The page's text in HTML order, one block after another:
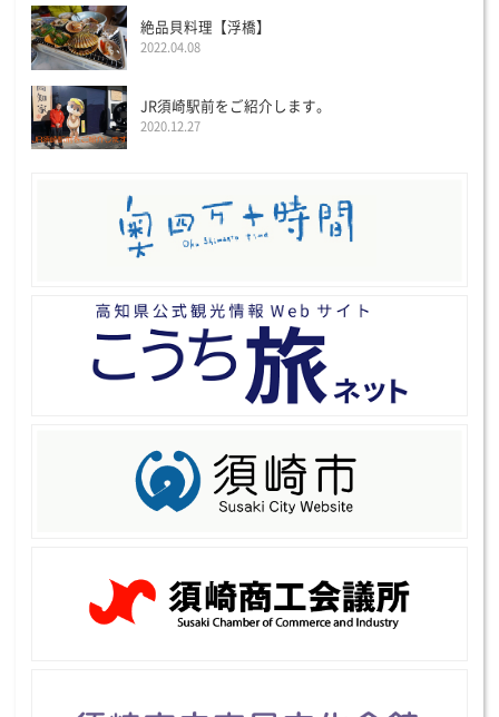
絶品貝料理【浮橋】
2022.04.08
JR須崎駅前をご紹介します。
2020.12.27